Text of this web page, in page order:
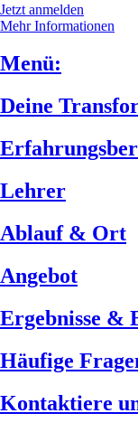
Jetzt anmelden
Mehr Informationen
Menü:
Deine
Lehrer
Ablauf & Ort
Angebot
Ergebnisse &
Häufige
Kontaktiere